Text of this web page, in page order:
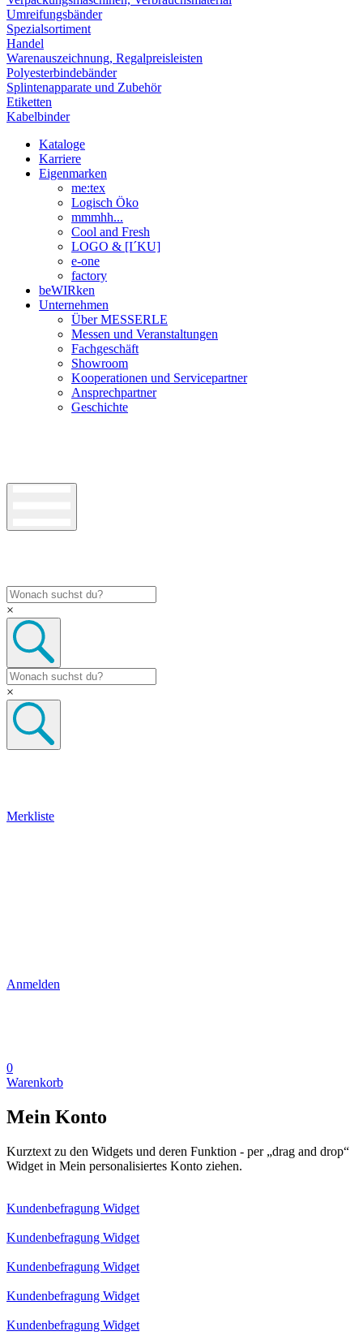
Umreifungsbänder
Spezialsortiment
Handel
Warenauszeichnung, Regalpreisleisten
Polyesterbindebänder
Splintenapparate und Zubehör
Etiketten
Kabelbinder
Kataloge
Karriere
Eigenmarken
me:tex
Logisch Öko
mmmhh...
Cool and Fresh
LOGO & [I´KU]
e-one
factory
beWIRken
Unternehmen
Über MESSERLE
Messen und Veranstaltungen
Fachgeschäft
Showroom
Kooperationen und Servicepartner
Ansprechpartner
Geschichte
×
×
Merkliste
Anmelden
0
Warenkorb
Mein Konto
Kurztext zu den Widgets und deren Funktion - per „drag and drop“
Widget in Mein personalisiertes Konto ziehen.
Kundenbefragung Widget
Kundenbefragung Widget
Kundenbefragung Widget
Kundenbefragung Widget
Kundenbefragung Widget